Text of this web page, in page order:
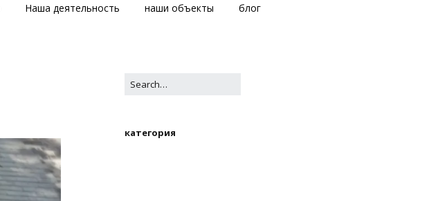
Наша деятельность наши объекты блог
категория